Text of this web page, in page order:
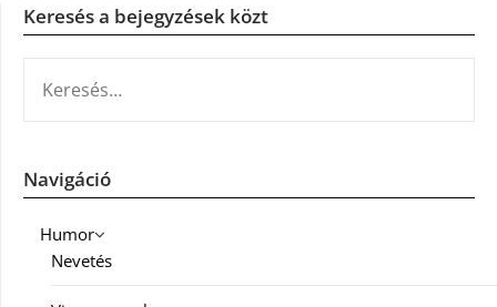
Keresés a bejegyzések közt
Navigáció
Humor
Nevetés